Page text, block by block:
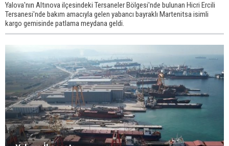
Yalova'nın Altınova ilçesindeki Tersaneler Bölgesi'nde bulunan Hicri Ercili
Tersanesi'nde bakım amacıyla gelen yabancı bayraklı Martenitsa isimli
kargo gemisinde patlama meydana geldi.